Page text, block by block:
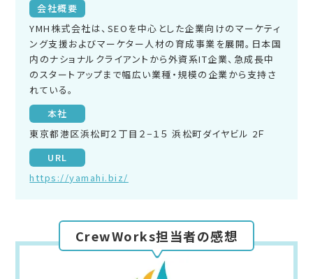
会社概要
YMH株式会社は、SEOを中心とした企業向けのマーケティ
ング支援およびマーケター人材の育成事業を展開。日本国
内のナショナルクライアントから外資系IT企業、急成長中
のスタートアップまで幅広い業種・規模の企業から支持さ
れている。
本社
東京都港区浜松町２丁目２−１５ 浜松町ダイヤビル 2Ｆ
URL
https://yamahi.biz/
CrewWorks担当者の感想